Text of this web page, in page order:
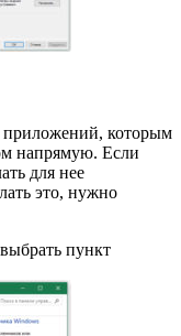
которым
напрямую. Если
для нее
это, нужно
пункт